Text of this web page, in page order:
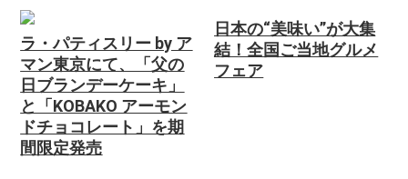
ラ・パティスリー by ア
マン東京にて、「父の
日ブランデーケーキ」
と「KOBAKO アーモン
ドチョコレート」を期
間限定発売
日本の“美味い”が大集
結！全国ご当地グルメ
フェア